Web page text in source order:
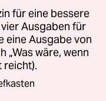
für eine bessere
Ausgaben für
eine Ausgabe von
„Was wäre, wenn
reicht).